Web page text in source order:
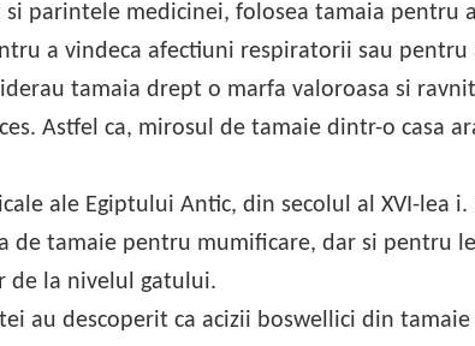
parintele medicinei, folosea tamaia pentru
a vindeca afectiuni respiratorii sau
tamaia drept o marfa valoroasa si
Astfel ca, mirosul de tamaie dintr-o casa
ale Egiptului Antic, din secolul al XVI-lea
de tamaie pentru mumificare, dar si pentru
de la nivelul gatului.
au descoperit ca acizii boswellici din